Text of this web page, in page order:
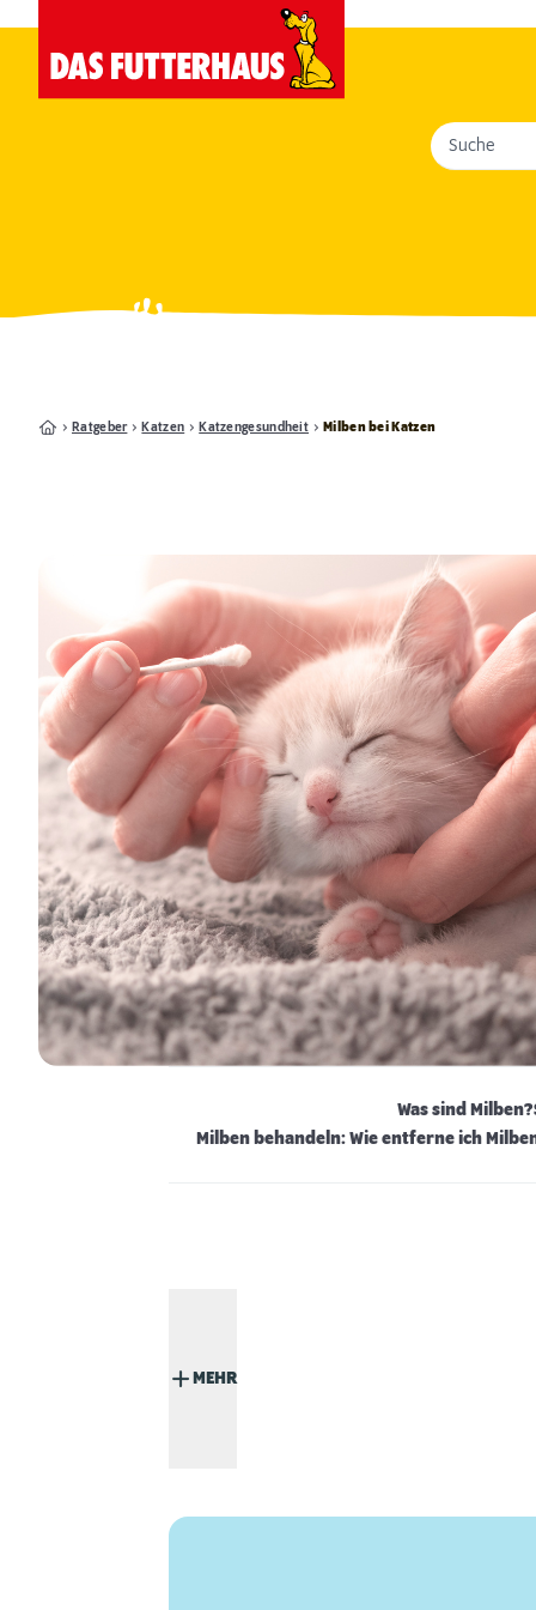
Suche
Ratgeber Katzen Katzengesundheit Milben bei Katzen
Was sind Milben?
Milben behandeln: Wie entferne ich
MEHR